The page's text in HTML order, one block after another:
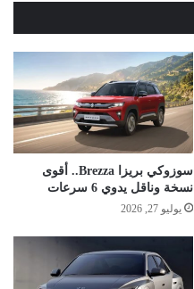
سوزوكي بريزا Brezza.. أقوى
نسخة وناقل يدوي 6 سرعات
يوليو 27, 2026